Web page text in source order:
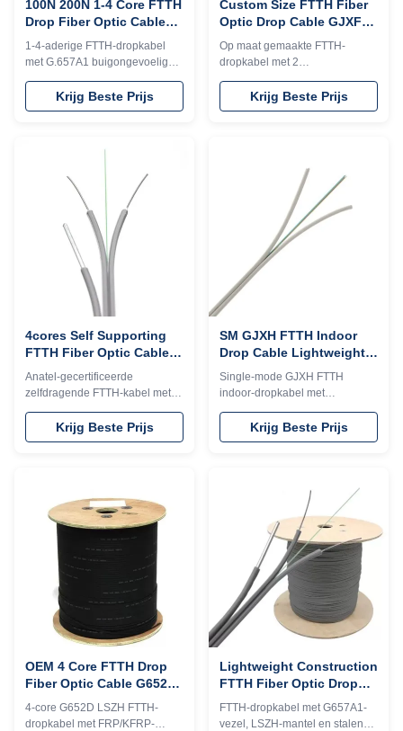
100N 200N 1-4 Core FTTH
Drop Fiber Optic Cable
G.657A1 Bend Insensitive
LSZH Sheath
1-4-aderige FTTH-dropkabel
met G.657A1 buigongevoelige
vezel en LSZH-mantel. Beschikt
over uitstekende duurzaamheid,
compact ontwerp en
Krijg Beste Prijs
Custom Size FTTH Fiber
Optic Drop Cable GJXFH
4 Core 2 Core With LSZH
Outer Jacket
Op maat gemaakte FTTH-
dropkabel met 2
G657A1/G652D-vezels, LSZH-
mantel en stalen
boodschappersdraad. Gebouwd
Krijg Beste Prijs
4cores Self Supporting
FTTH Fiber Optic Cable
Singlemode FTTH Wire
1km 2km Per Drum
Anatel-gecertificeerde
zelfdragende FTTH-kabel met
staaldraadsterkte, 4 single-
mode kernen en LSZH-mantel.
Ideaal voor luchtdruppels over
prestaties.
Krijg Beste Prijs
SM GJXH FTTH Indoor
Drop Cable Lightweight
Design G657A G652D 1 2
4 Core
Single-mode GJXH FTTH
indoor-dropkabel met
G657A/G652D-vezels. Beschikt
over een lage buiggevoeligheid,
LSZH vlamvertragende mantel,
FTTH horizontale bekabeling
met uitstekende drukvastheid en
eenvoudige installatie.
Krijg Beste Prijs
OEM 4 Core FTTH Drop
Fiber Optic Cable G652D
LSZH FRP Kfrp IEC 60794
Standard
4-core G652D LSZH FTTH-
dropkabel met FRP/KFRP-
Lightweight Construction
FTTH Fiber Optic Drop
Cable 1 2 4 Core
GJYXFCH G657A1
FTTH-dropkabel met G657A1-
vezel, LSZH-mantel en stalen